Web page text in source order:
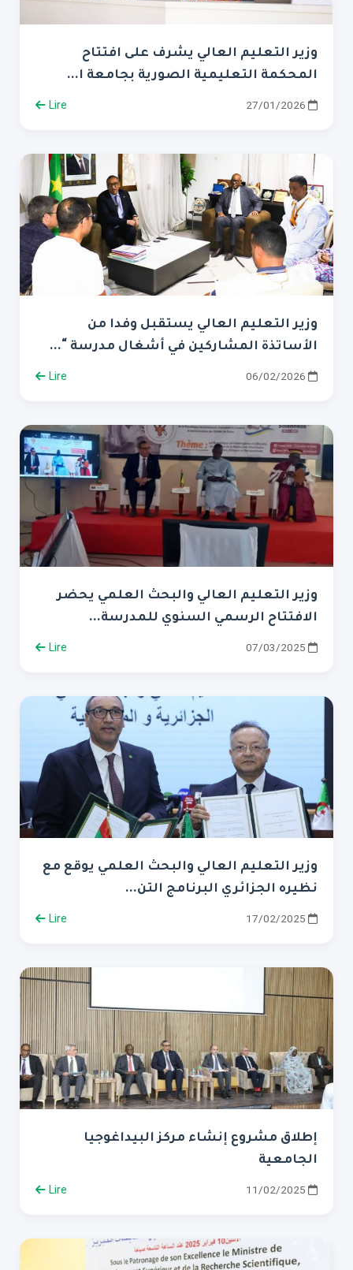
وزير التعليم العالي يشرف على افتتاح
المحكمة التعليمية الصورية بجامعة ا...
27/01/2026
Lire
وزير التعليم العالي يستقبل وفدا من
الأساتذة المشاركين في أشغال مدرسة “...
06/02/2026
Lire
وزير التعليم العالي والبحث العلمي يحضر
الافتتاح الرسمي السنوي للمدرسة...
07/03/2025
Lire
وزير التعليم العالي والبحث العلمي يوقع مع
نظيره الجزائري البرنامج التن...
17/02/2025
Lire
إطلاق مشروع إنشاء مركز البيداغوجيا
الجامعية
11/02/2025
Lire